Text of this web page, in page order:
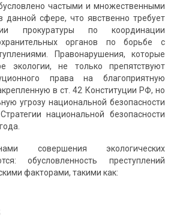
частыми и множественными
данной сфере, что явственно требует
прокуратуры по координации
органов по борьбе с
Правонарушения, которые
экологии, не только препятствуют
права на благоприятную
в ст. 42 Конституции РФ, но
угрозу национальной безопасности
национальной безопасности
совершения экологических
обусловленность преступлений
факторами, такими как: